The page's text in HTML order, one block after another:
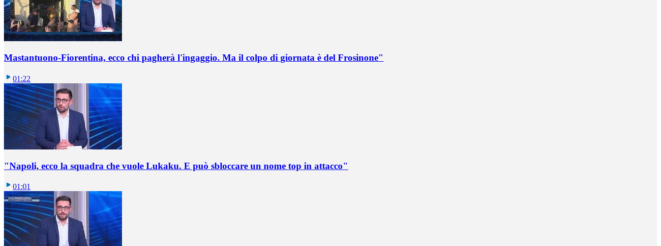
Mastantuono-Fiorentina, ecco chi pagherà l'ingaggio. Ma il colpo di giornata è del Frosinone"
01:22
"Napoli, ecco la squadra che vuole Lukaku. E può sbloccare un nome top in attacco"
01:01